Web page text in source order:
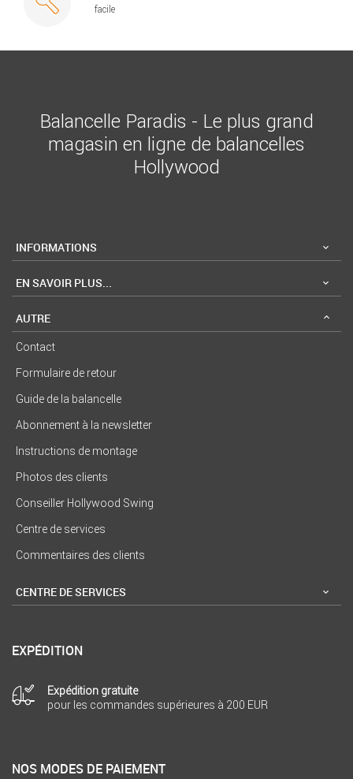
facile
Balancelle Paradis - Le plus grand
magasin en ligne de balancelles
Hollywood
INFORMATIONS
EN SAVOIR PLUS...
AUTRE
Contact
Formulaire de retour
Guide de la balancelle
Abonnement à la newsletter
Instructions de montage
Photos des clients
Conseiller Hollywood Swing
Centre de services
Commentaires des clients
CENTRE DE SERVICES
EXPÉDITION
Expédition gratuite
pour les commandes supérieures à 200 EUR
NOS MODES DE PAIEMENT